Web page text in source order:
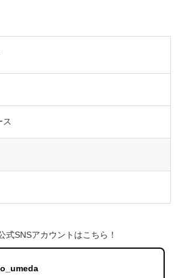
ス
式SNSアカウントはこちら！